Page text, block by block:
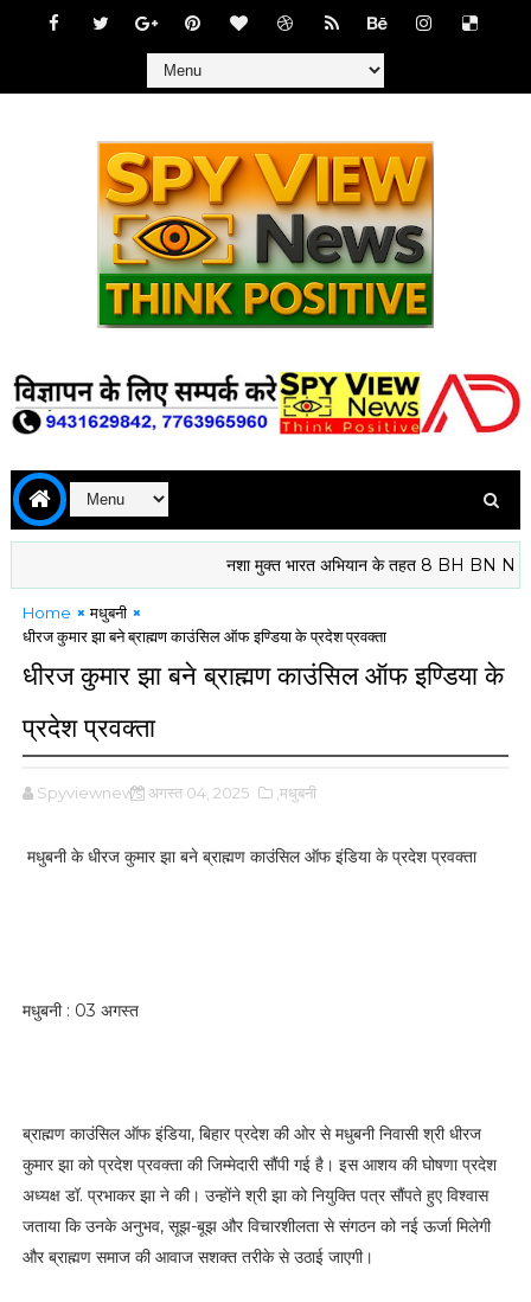
नशा मुक्त भारत अभियान के तहत 8 BH BN NCC
Home
मधुबनी
धीरज कुमार झा बने ब्राह्मण काउंसिल ऑफ इण्डिया के प्रदेश प्रवक्ता
धीरज कुमार झा बने ब्राह्मण काउंसिल ऑफ इण्डिया के
प्रदेश प्रवक्ता
Spyviewnews अगस्त 04, 2025 ,मधुबनी
मधुबनी के धीरज कुमार झा बने ब्राह्मण काउंसिल ऑफ इंडिया के प्रदेश प्रवक्ता
मधुबनी : 03 अगस्त
ब्राह्मण काउंसिल ऑफ इंडिया, बिहार प्रदेश की ओर से मधुबनी निवासी श्री धीरज
कुमार झा को प्रदेश प्रवक्ता की जिम्मेदारी सौंपी गई है। इस आशय की घोषणा प्रदेश
अध्यक्ष डॉ. प्रभाकर झा ने की। उन्होंने श्री झा को नियुक्ति पत्र सौंपते हुए विश्वास
जताया कि उनके अनुभव, सूझ-बूझ और विचारशीलता से संगठन को नई ऊर्जा मिलेगी
और ब्राह्मण समाज की आवाज सशक्त तरीके से उठाई जाएगी।